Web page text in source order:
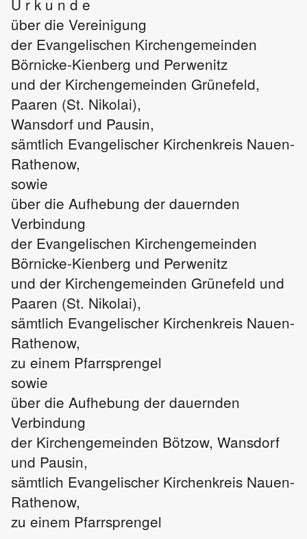
U r k u n d e
über die Vereinigung
der Evangelischen Kirchengemeinden
Börnicke-Kienberg und Perwenitz
und der Kirchengemeinden Grünefeld,
Paaren (St. Nikolai),
Wansdorf und Pausin,
sämtlich Evangelischer Kirchenkreis Nauen-
Rathenow,
sowie
über die Aufhebung der dauernden
Verbindung
der Evangelischen Kirchengemeinden
Börnicke-Kienberg und Perwenitz
und der Kirchengemeinden Grünefeld und
Paaren (St. Nikolai),
sämtlich Evangelischer Kirchenkreis Nauen-
Rathenow,
zu einem Pfarrsprengel
sowie
über die Aufhebung der dauernden
Verbindung
der Kirchengemeinden Bötzow, Wansdorf
und Pausin,
sämtlich Evangelischer Kirchenkreis Nauen-
Rathenow,
zu einem Pfarrsprengel